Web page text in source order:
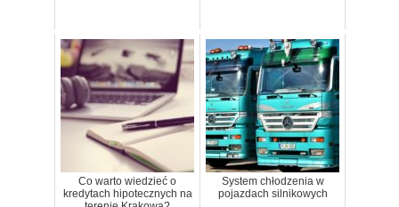
Co warto wiedzieć o
kredytach hipotecznych na
System chłodzenia w
pojazdach silnikowych